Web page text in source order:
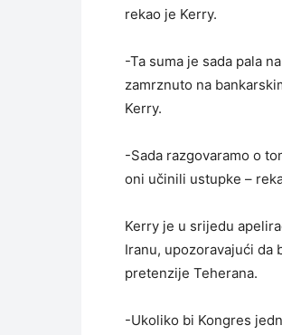
rekao je Kerry.
-Ta suma je sada pala
zamrznuto na
Kerry.
-Sada razgovaramo o
oni učinili ustupke –
Kerry je u srijedu
Iranu, upozoravajući da
pretenzije Teherana.
-Ukoliko bi Kongres